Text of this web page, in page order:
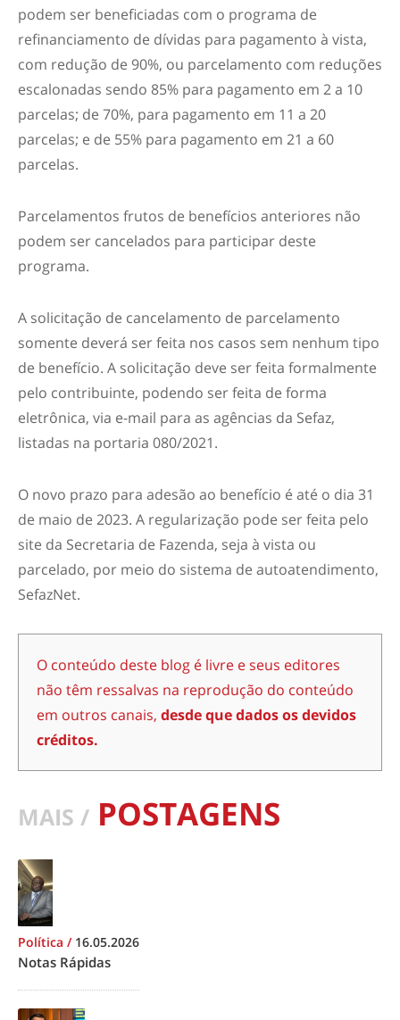
podem ser beneficiadas com o programa de
refinanciamento de dívidas para pagamento à vista,
com redução de 90%, ou parcelamento com reduções
escalonadas sendo 85% para pagamento em 2 a 10
parcelas; de 70%, para pagamento em 11 a 20
parcelas; e de 55% para pagamento em 21 a 60
parcelas.
Parcelamentos frutos de benefícios anteriores não
podem ser cancelados para participar deste
programa.
A solicitação de cancelamento de parcelamento
somente deverá ser feita nos casos sem nenhum tipo
de benefício. A solicitação deve ser feita formalmente
pelo contribuinte, podendo ser feita de forma
eletrônica, via e-mail para as agências da Sefaz,
listadas na portaria 080/2021.
O novo prazo para adesão ao benefício é até o dia 31
de maio de 2023. A regularização pode ser feita pelo
site da Secretaria de Fazenda, seja à vista ou
parcelado, por meio do sistema de autoatendimento,
SefazNet.
O conteúdo deste blog é livre e seus editores
não têm ressalvas na reprodução do conteúdo
em outros canais, desde que dados os devidos
créditos.
MAIS / POSTAGENS
Política / 16.05.2026
Notas Rápidas